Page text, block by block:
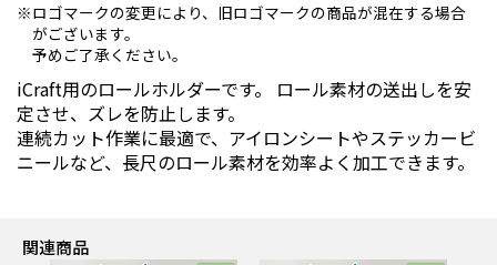
ロゴマークの変更により、旧ロゴマークの商品が混在する場合
がございます。
予めご了承ください。
iCraft用のロールホルダーです。 ロール素材の送出しを安
定させ、ズレを防止します。
連続カット作業に最適で、アイロンシートやステッカービ
ニールなど、長尺のロール素材を効率よく加工できます。
関連商品